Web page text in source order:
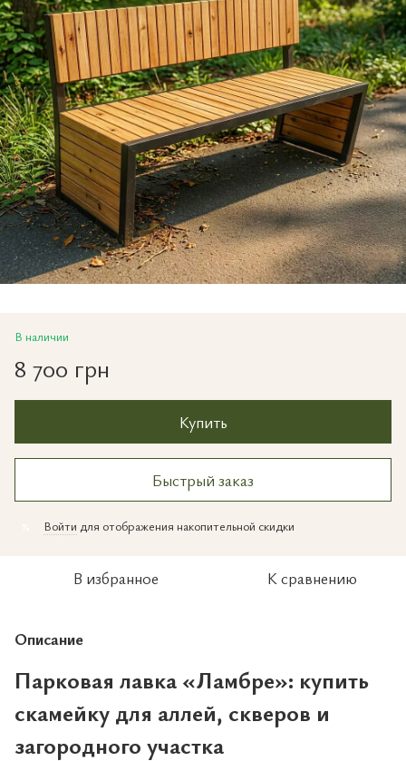
В наличии
8 700 грн
Купить
Быстрый заказ
Войти для отображения накопительной скидки
В избранное К сравнению
Описание
Парковая лавка «Ламбре»: купить
скамейку для аллей, скверов и
загородного участка